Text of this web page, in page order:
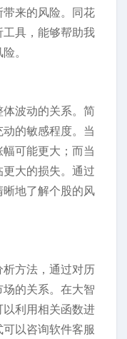
来的风险。同花
具，能够帮助我
。
波动的关系。简
的敏感程度。当
可能更大；而当
大的损失。通过
地了解个股的风
方法，通过对历
的关系。在大智
利用相关函数进
以咨询软件客服